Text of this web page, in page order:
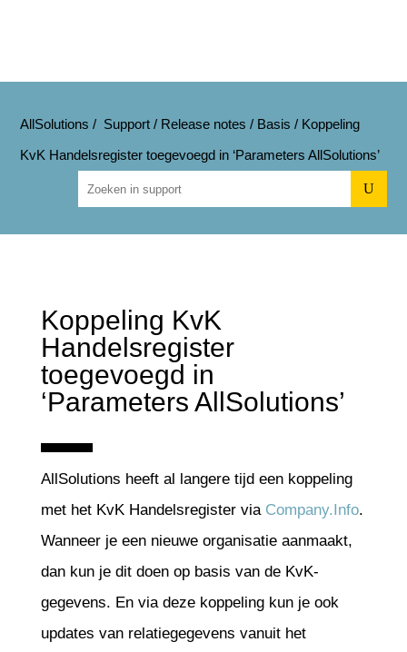
AllSolutions / Support/ Release notes / Basis / Koppeling
KvK Handelsregister toegevoegd in ‘Parameters AllSolutions’
U
Koppeling KvK
Handelsregister
toegevoegd in
‘Parameters AllSolutions’
AllSolutions heeft al langere tijd een koppeling
met het KvK Handelsregister via Company.Info.
Wanneer je een nieuwe organisatie aanmaakt,
dan kun je dit doen op basis van de KvK-
gegevens. En via deze koppeling kun je ook
updates van relatiegegevens vanuit het